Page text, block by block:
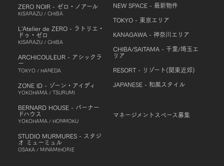
ZERO NOIR - ゼロ・ノアール
KISARAZU / CHIBA
L'Atelier de ZERO - ラトリエ・
ドゥ・ゼロ
KISARAZU / CHIBA
ARCHICOULEUR - アシックラ
ー
TOKYO / HANEDA
ZONE ID - ゾーン・アイディ
YOKOHAMA / TSURUMI
BERNARD HOUSE - バーナー
ドハウス
YOKOHAMA / HONMOKU
STUDIO MURMURES - スタジ
オ ミューミュル
OSAKA / MINAMIHORIE
NEW SPACE - 最新物件
TOKYO - 東京エリア
KANAGAWA - 神奈川エリア
CHIBA/SAITAMA - 千葉/埼玉エ
リア
RESORT - リゾート(関東近郊)
JAPANESE - 和風スタイル
マネージメントスペース募集